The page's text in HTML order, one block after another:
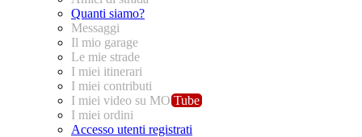
Quanti siamo?
Messaggi
Il mio garage
Le mie strade
I miei itinerari
I miei contributi
I miei video su MO Tube
I miei ordini
Accesso utenti registrati